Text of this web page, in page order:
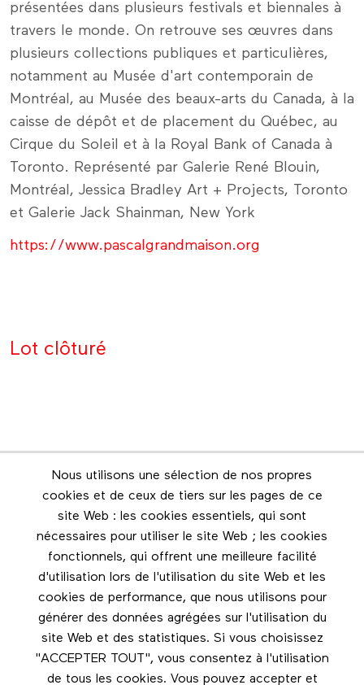
présentées dans plusieurs festivals et biennales à
travers le monde. On retrouve ses œuvres dans
plusieurs collections publiques et particulières,
notamment au Musée d'art contemporain de
Montréal, au Musée des beaux-arts du Canada, à la
caisse de dépôt et de placement du Québec, au
Cirque du Soleil et à la Royal Bank of Canada à
Toronto. Représenté par Galerie René Blouin,
Montréal, Jessica Bradley Art + Projects, Toronto
et Galerie Jack Shainman, New York
https://www.pascalgrandmaison.org
Lot clôturé
Nous utilisons une sélection de nos propres
cookies et de ceux de tiers sur les pages de ce
site Web : les cookies essentiels, qui sont
nécessaires pour utiliser le site Web ; les cookies
fonctionnels, qui offrent une meilleure facilité
d'utilisation lors de l'utilisation du site Web et les
cookies de performance, que nous utilisons pour
générer des données agrégées sur l'utilisation du
site Web et des statistiques. Si vous choisissez
"ACCEPTER TOUT", vous consentez à l'utilisation
de tous les cookies. Vous pouvez accepter et
Infolettre
Restez en contact grâce à l'infolettre
Footer menu
Les éditions Esse
Instagram
Facebook